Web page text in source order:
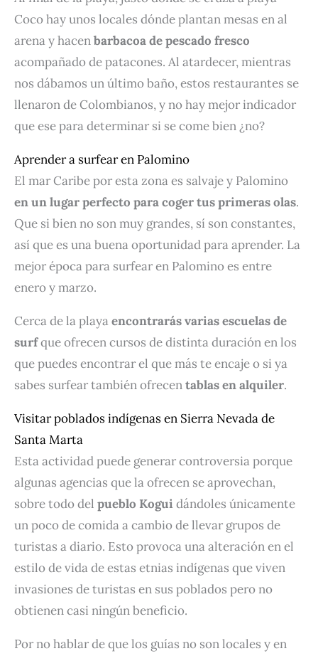
Coco hay unos locales dónde plantan mesas en al
arena y hacenbarbacoa de pescado fresco
acompañado de patacones. Al atardecer, mientras
nos dábamos un último baño, estos restaurantes se
llenaron de Colombianos, y no hay mejor indicador
que ese para determinar si se come bien ¿no?
Aprender a surfear en Palomino
El mar Caribe por esta zona es salvaje y Palomino
en un lugar perfecto para coger tus primeras olas.
Que si bien no son muy grandes, sí son constantes,
así que es una buena oportunidad para aprender. La
mejor época para surfear en Palomino es entre
enero y marzo.
Cerca de la playaencontrarás varias escuelas de
surfque ofrecen cursos de distinta duración en los
que puedes encontrar el que más te encaje o si ya
sabes surfear también ofrecentablas en alquiler.
Visitar poblados indígenas en Sierra Nevada de
Santa Marta
Esta actividad puede generar controversia porque
algunas agencias que la ofrecen se aprovechan,
sobre todo del pueblo Kogui dándoles únicamente
un poco de comida a cambio de llevar grupos de
turistas a diario. Esto provoca una alteración en el
estilo de vida de estas etnias indígenas que viven
invasiones de turistas en sus poblados pero no
obtienen casi ningún beneficio.
Por no hablar de que los guías no son locales y en